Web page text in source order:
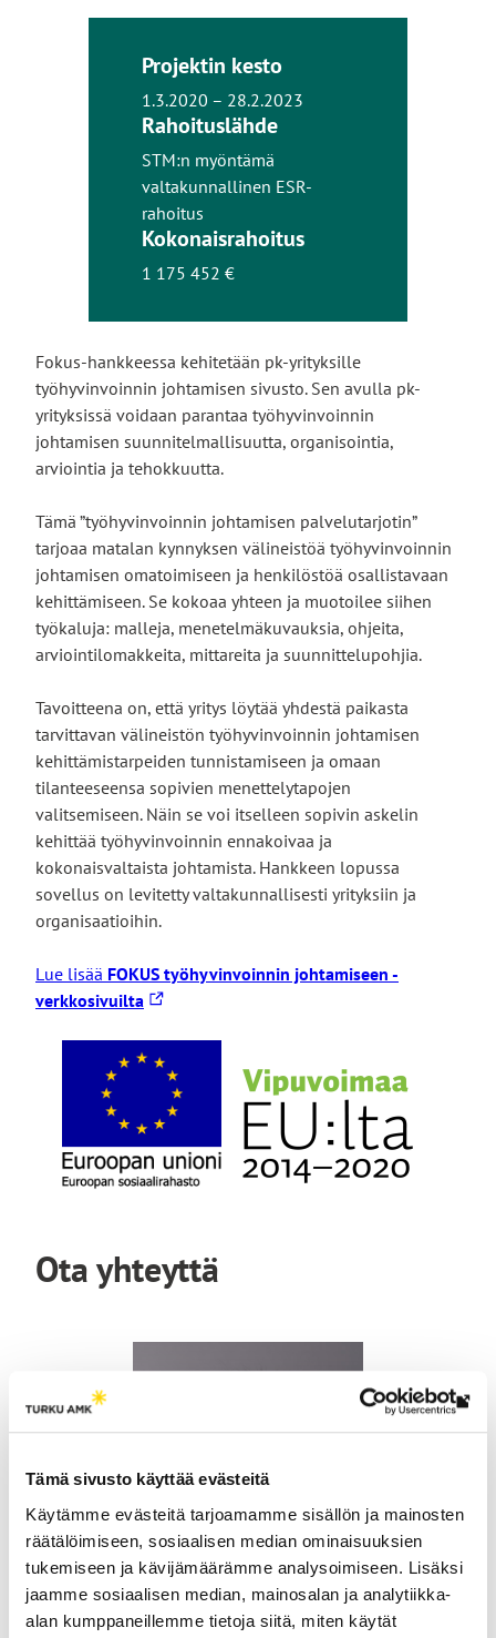
Tämä sivusto käyttää evästeitä
Käytämme evästeitä tarjoamamme sisällön ja mainosten
räätälöimiseen, sosiaalisen median ominaisuuksien
tukemiseen ja kävijämäärämme analysoimiseen. Lisäksi
jaamme sosiaalisen median, mainosalan ja analytiikka-
alan kumppaneillemme tietoja siitä, miten käytät
Projektin kesto
1.3.2020 – 28.2.2023
Rahoituslähde
STM:n myöntämä
valtakunnallinen ESR-
rahoitus
Kokonaisrahoitus
1 175 452 €
Fokus-hankkeessa kehitetään pk-yrityksille
työhyvinvoinnin johtamisen sivusto. Sen avulla pk-
yrityksissä voidaan parantaa työhyvinvoinnin
johtamisen suunnitelmallisuutta, organisointia,
arviointia ja tehokkuutta.
Tämä ”työhyvinvoinnin johtamisen palvelutarjotin”
tarjoaa matalan kynnyksen välineistöä työhyvinvoinnin
johtamisen omatoimiseen ja henkilöstöä osallistavaan
kehittämiseen. Se kokoaa yhteen ja muotoilee siihen
työkaluja: malleja, menetelmäkuvauksia, ohjeita,
arviointilomakkeita, mittareita ja suunnittelupohjia.
Tavoitteena on, että yritys löytää yhdestä paikasta
tarvittavan välineistön työhyvinvoinnin johtamisen
kehittämistarpeiden tunnistamiseen ja omaan
tilanteeseensa sopivien menettelytapojen
valitsemiseen. Näin se voi itselleen sopivin askelin
kehittää työhyvinvoinnin ennakoivaa ja
kokonaisvaltaista johtamista. Hankkeen lopussa
sovellus on levitetty valtakunnallisesti yrityksiin ja
organisaatioihin.
Lue lisää FOKUS työhyvinvoinnin johtamiseen -
verkkosivuilta Linkki
ulkoiselle
sivustolle
Ota yhteyttä